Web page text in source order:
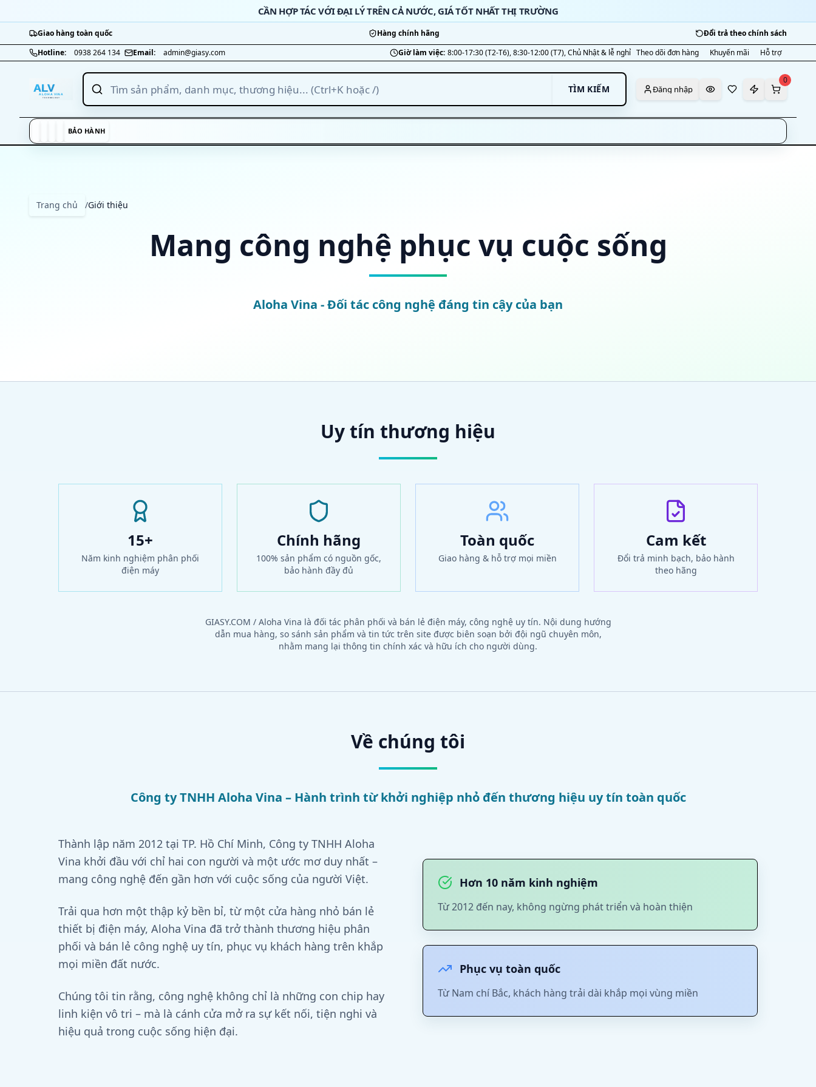
CẦN HỢP TÁC VỚI ĐẠI LÝ TRÊN CẢ NƯỚC, GIÁ TỐT NHẤT THỊ TRƯỜNG
Giao hàng toàn quốc Hàng chính hãng Đổi trả theo chính sách
Nhảy tới nội dung chính
Hotline: 0938 264 134 Email: admin@giasy.com Giờ làm việc: 8:00-17:30 (T2-T6), 8:30-12:00 (T7), Chủ Nhật & lễ nghỉ Theo dõi đơn hàng Khuyến mãi Hỗ trợ
TÌM KIẾM Đăng nhập
0
BẢO HÀNH
Trang chủ /Giới thiệu
Mang công nghệ phục vụ cuộc sống
Aloha Vina - Đối tác công nghệ đáng tin cậy của bạn
Uy tín thương hiệu
15+
Năm kinh nghiệm phân phối
điện máy
Chính hãng
100% sản phẩm có nguồn gốc,
bảo hành đầy đủ
Toàn quốc
Giao hàng & hỗ trợ mọi miền
Cam kết
Đổi trả minh bạch, bảo hành
theo hãng
GIASY.COM / Aloha Vina là đối tác phân phối và bán lẻ điện máy, công nghệ uy tín. Nội dung hướng
dẫn mua hàng, so sánh sản phẩm và tin tức trên site được biên soạn bởi đội ngũ chuyên môn,
nhằm mang lại thông tin chính xác và hữu ích cho người dùng.
Về chúng tôi
Công ty TNHH Aloha Vina – Hành trình từ khởi nghiệp nhỏ đến thương hiệu uy tín toàn quốc
Thành lập năm 2012 tại TP. Hồ Chí Minh, Công ty TNHH Aloha
Vina khởi đầu với chỉ hai con người và một ước mơ duy nhất –
mang công nghệ đến gần hơn với cuộc sống của người Việt.
Trải qua hơn một thập kỷ bền bỉ, từ một cửa hàng nhỏ bán lẻ
thiết bị điện máy, Aloha Vina đã trở thành thương hiệu phân
phối và bán lẻ công nghệ uy tín, phục vụ khách hàng trên khắp
mọi miền đất nước.
Chúng tôi tin rằng, công nghệ không chỉ là những con chip hay
linh kiện vô tri – mà là cánh cửa mở ra sự kết nối, tiện nghi và
hiệu quả trong cuộc sống hiện đại.
Hơn 10 năm kinh nghiệm
Từ 2012 đến nay, không ngừng phát triển và hoàn thiện
Phục vụ toàn quốc
Từ Nam chí Bắc, khách hàng trải dài khắp mọi vùng miền